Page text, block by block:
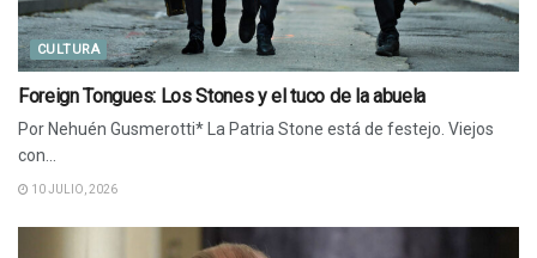
CULTURA
Foreign Tongues: Los Stones y el tuco de la abuela
Por Nehuén Gusmerotti* La Patria Stone está de festejo. Viejos
con...
10 JULIO, 2026